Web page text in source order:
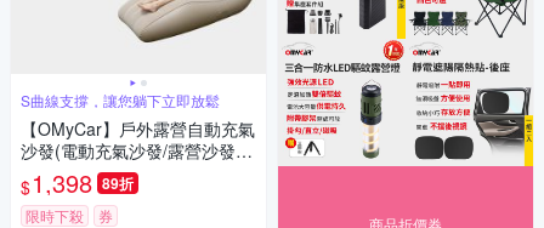
S曲線支撐，讓您躺下立即放鬆
【OMyCar】戶外露營自動充氣
沙發(電動充氣沙發/露營沙發/
車宿充氣床/快速抽充/居家戶外
兩用沙發)
$1,398 89折
限時下殺 券